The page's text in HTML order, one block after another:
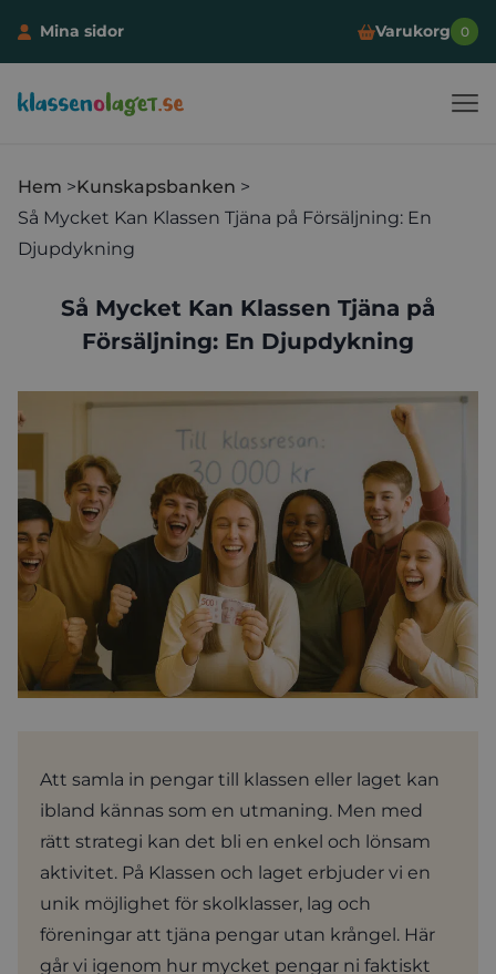
Mina sidor Varukorg 0
Klassen och laget
Hem
Kunskapsbanken
Så Mycket Kan Klassen Tjäna på Försäljning: En
Djupdykning
Så Mycket Kan Klassen Tjäna på
Försäljning: En Djupdykning
Att samla in pengar till klassen eller laget kan
ibland kännas som en utmaning. Men med
rätt strategi kan det bli en enkel och lönsam
aktivitet. På Klassen och laget erbjuder vi en
unik möjlighet för skolklasser, lag och
föreningar att tjäna pengar utan krångel. Här
går vi igenom hur mycket pengar ni faktiskt